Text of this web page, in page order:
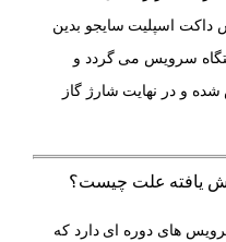
داکت اسپلیت سایجو بدین
سرویس می گردد و
و در نهایت شارژ گاز
یافته علت چیست؟
های دوره ای دارد که